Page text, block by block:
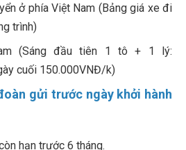
ở phía Việt Nam (Bảng giá xe đi
trình)
(Sáng đầu tiên 1 tô + 1 lý:
cuối 150.000VNĐ/k)
gửi trước ngày khởi hành
hạn trước 6 tháng.